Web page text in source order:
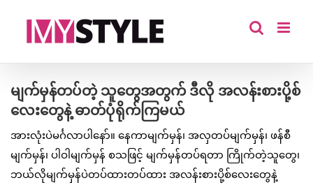
မျက်မှန်တပ်တဲ့ သူတွေအတွက် ဒီလို အလန်းစားပို့စ်
လေးတွေနဲ့ ဓာတ်ပုံရိုက်ကြမယ်
အားလုံးပဲမင်္ဂလာပါနော်။ နေကာမျက်မှန်၊ အလှတပ်မျက်မှန်၊ ဖန်စီ
မျက်မှန်၊ ပါဝါမျက်မှန် စသဖြင့် မျက်မှန်တပ်ရတာ ကြိုက်တဲ့သူတွေ၊
ဘယ်လိုမျက်မှန်ပဲတပ်ထားတပ်ထား အလန်းစားပို့စ်လေးတွေနဲ့